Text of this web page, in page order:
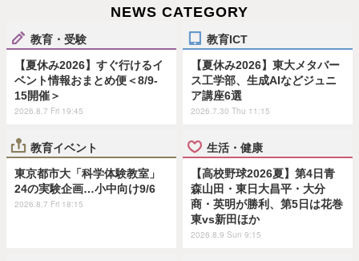
NEWS CATEGORY
教育・受験
【夏休み2026】すぐ行けるイ
ベント情報おまとめ便＜8/9-
15開催＞
2026.8.7 Fri 19:45
教育ICT
【夏休み2026】東大メタバー
ス工学部、生成AIなどジュニ
ア講座6選
2026.7.30 Thu 11:15
教育イベント
東京都市大「科学体験教室」
24の実験企画…小中向け9/6
2026.8.7 Fri 18:15
生活・健康
【高校野球2026夏】第4日青
森山田・東日大昌平・大分
商・英明が勝利、第5日は花巻
東vs新田ほか
2026.8.9 Sun 9:15